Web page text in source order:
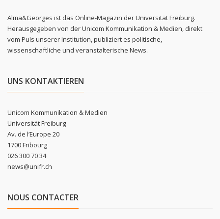
Alma&Georges ist das Online-Magazin der Universität Freiburg.
Herausgegeben von der Unicom Kommunikation & Medien, direkt
vom Puls unserer Institution, publiziert es politische,
wissenschaftliche und veranstalterische News.
UNS KONTAKTIEREN
Unicom Kommunikation & Medien
Universität Freiburg
Av. de l’Europe 20
1700 Fribourg
026 300 70 34
news@unifr.ch
NOUS CONTACTER